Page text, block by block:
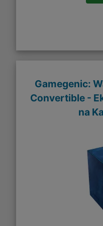
Gamegenic:
Convertible -
na